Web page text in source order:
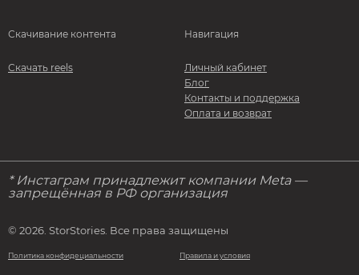
Скачивание контента
Скачать reels
Навигация
Личный кабинет
Блог
Контакты и поддержка
Оплата и возврат
* Инстаграм принадлежит компании Meta —
запрещённая в РФ организация
© 2026. StorStories. Все права защищены
Политика конфидециальности Правила и условия